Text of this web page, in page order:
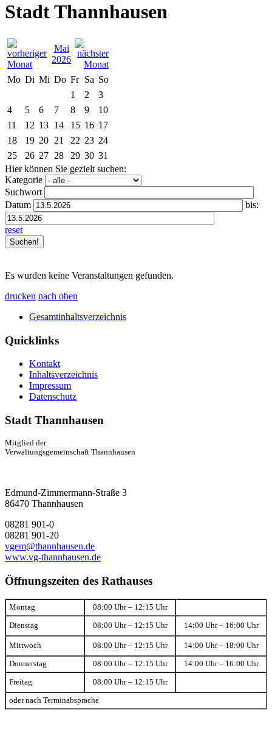
Stadt Thannhausen
Mai
2026
Mo Di Mi Do Fr Sa So
1
2
3
4
5 6 7 8 9
10
11
12 13 14 15 16 17
18
19 20 21 22 23 24
25
26 27 28 29 30 31
Hier können Sie gezielt suchen:
Kategorie
Suchwort
Datum
bis:
reset
Es wurden keine Veranstaltungen gefunden.
drucken nach oben
Gesamtinhaltsverzeichnis
Quicklinks
Kontakt
Inhaltsverzeichnis
Impressum
Datenschutz
Stadt Thannhausen
Mitglied der
Verwaltungsgemeinschaft Thannhausen
Edmund-Zimmermann-Straße 3
86470 Thannhausen
08281 901-0
08281 901-20
vgem@thannhausen.de
www.vg-thannhausen.de
Öffnungszeiten des Rathauses
Montag 08:00 Uhr – 12:15 Uhr
Dienstag 08:00 Uhr – 12:15 Uhr 14:00 Uhr – 16:00 Uhr
Mittwoch 08:00 Uhr – 12:15 Uhr 14:00 Uhr – 18:00 Uhr
Donnerstag 08:00 Uhr – 12:15 Uhr 14:00 Uhr – 16:00 Uhr
Freitag 08:00 Uhr – 12:15 Uhr
oder nach Terminabsprache